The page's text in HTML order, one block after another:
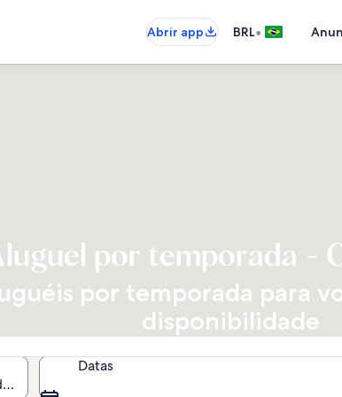
Abrir app
BRL•
por temporada -
por temporada para
disponibilidade
Datas